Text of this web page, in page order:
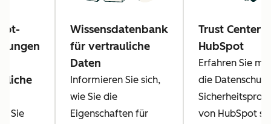
Sie
Wissensdatenbank
für vertrauliche
Daten
Informieren Sie sich,
wie Sie die
Eigenschaften für
Trust Center
HubSpot
Erfahren Sie
die
von HubSpot